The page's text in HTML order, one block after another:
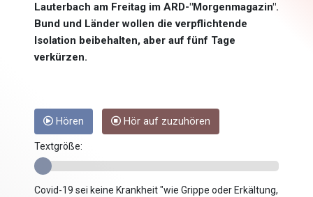
Lauterbach am Freitag im ARD-"Morgenmagazin".
Bund und Länder wollen die verpflichtende
Isolation beibehalten, aber auf fünf Tage
verkürzen.
Hören Hör auf zuzuhören
Textgröße:
Covid-19 sei keine Krankheit "wie Grippe oder Erkältung,